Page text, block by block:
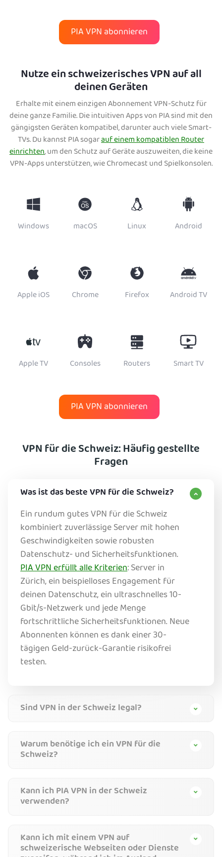
PIA VPN abonnieren
Nutze ein schweizerisches VPN auf all
deinen Geräten
Erhalte mit einem einzigen Abonnement VPN-Schutz für
deine ganze Familie. Die intuitiven Apps von PIA sind mit den
gängigsten Geräten kompatibel, darunter auch viele Smart-
TVs. Du kannst PIA sogarauf einem kompatiblen Router
einrichten, um den Schutz auf Geräte auszuweiten, die keine
VPN-Apps unterstützen, wie Chromecast und Spielkonsolen.
Windows macOS Linux Android
Apple iOS Chrome Firefox Android TV
Apple TV Consoles Routers Smart TV
PIA VPN abonnieren
VPN für die Schweiz: Häufig gestellte
Fragen
Was ist das beste VPN für die Schweiz?
Ein rundum gutes VPN für die Schweiz
kombiniert zuverlässige Server mit hohen
Geschwindigkeiten sowie robusten
Datenschutz- und Sicherheitsfunktionen.
PIA VPN erfüllt alle Kriterien: Server in
Zürich, ein beispielloses Engagement für
deinen Datenschutz, ein ultraschnelles 10-
Gbit/s-Netzwerk und jede Menge
fortschrittliche Sicherheitsfunktionen. Neue
Abonnenten können es dank einer 30-
tägigen Geld-zurück-Garantie risikofrei
testen.
Sind VPN in der Schweiz legal?
Warum benötige ich ein VPN für die
Schweiz?
Kann ich PIA VPN in der Schweiz
verwenden?
Kann ich mit einem VPN auf
schweizerische Webseiten oder Dienste